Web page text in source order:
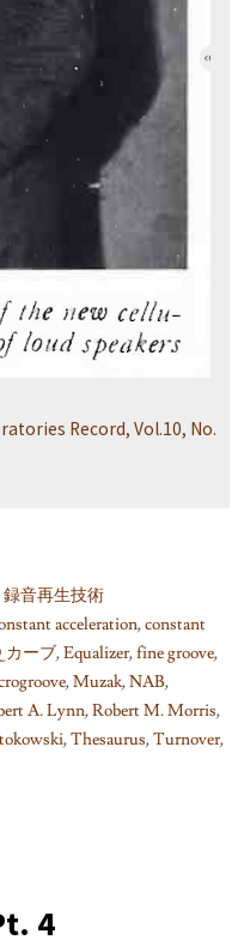
Record, Vol.10, No.
録音再生技術
acceleration,constant
カーブ,Equalizer,fine groove,
,Muzak,NAB,
A. Lynn,Robert M. Morris,
,Thesaurus,Turnover,
4